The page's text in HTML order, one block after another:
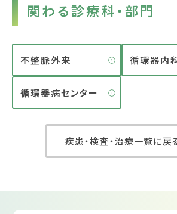
関わる診療科・部門
不整脈外来 循環器内
循環器病センター
疾患・検査・治療一覧に戻